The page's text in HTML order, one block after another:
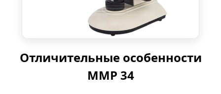
Отличительные особенности
ММР 34